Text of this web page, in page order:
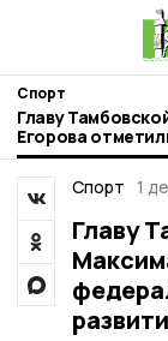
Спорт
Главу
Егорова
уровне за
Спорт 1
Главу